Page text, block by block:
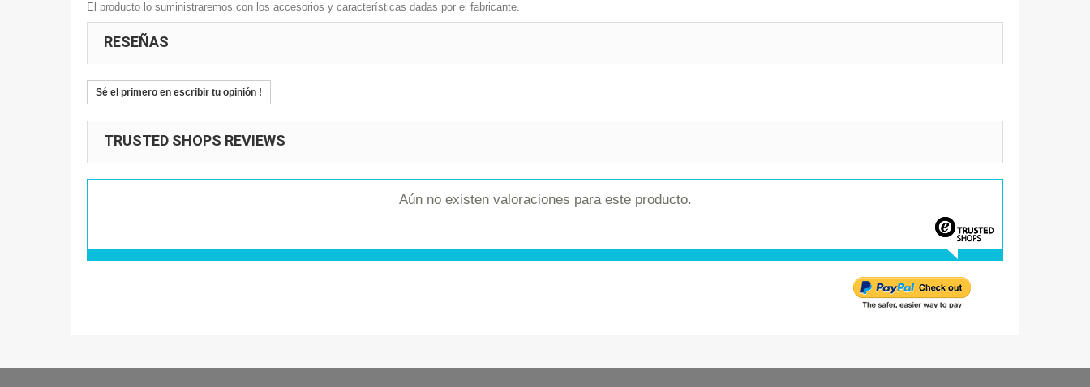
El producto lo suministraremos con los accesorios y características dadas por el fabricante.
RESEÑAS
Sé el primero en escribir tu opinión !
TRUSTED SHOPS REVIEWS
Aún no existen valoraciones para este producto.